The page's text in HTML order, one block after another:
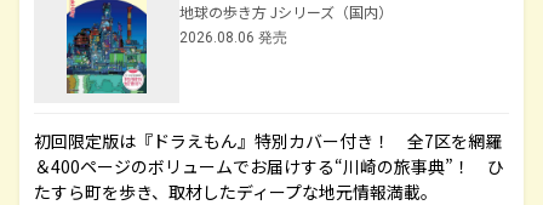
地球の歩き方 Jシリーズ（国内）
2026.08.06 発売
初回限定版は『ドラえもん』特別カバー付き！ 全7区を網羅
＆400ページのボリュームでお届けする“川崎の旅事典”！ ひ
たすら町を歩き、取材したディープな地元情報満載。